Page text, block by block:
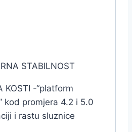
STABILNOST
KOSTI -“platform
kod promjera 4.2 i 5.0
i rastu sluznice